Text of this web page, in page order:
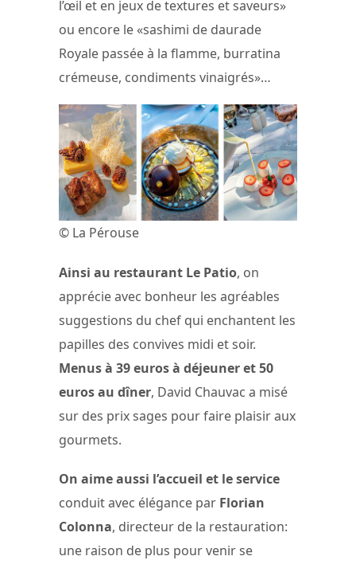
l’œil et en jeux de textures et saveurs»
ou encore le «sashimi de daurade
Royale passée à la flamme, burratina
crémeuse, condiments vinaigrés»…
© La Pérouse
Ainsi au restaurant Le Patio, on
apprécie avec bonheur les agréables
suggestions du chef qui enchantent les
papilles des convives midi et soir.
Menus à 39 euros à déjeuner et 50
euros au dîner, David Chauvac a misé
sur des prix sages pour faire plaisir aux
gourmets.
On aime aussi l’accueil et le service
conduit avec élégance par Florian
Colonna, directeur de la restauration:
une raison de plus pour venir se